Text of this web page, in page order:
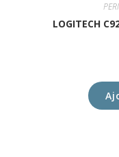
LOGITECH